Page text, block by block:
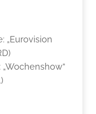
„Eurovision
„Wochenshow“